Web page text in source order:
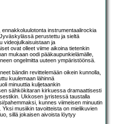
instrumentaalirockia
perustettu ja sieltä
videojulkaisuistaan ja
ovat olleet viime aikoina tietenkin
mukaan oodi pääkaupunkielämälle,
ongelmitta uuteen ympäristöönsä.
bändin revittelemään oikein kunnolla,
kuulemaan lähinnä
minuuttia kuljetaankin
sähkökitaran kirkuessa dramaattisesti
Ukkosen jyristessä taustalla
pahemmaksi, kunnes viimeisen minuutin
musiikin tavoitteista on mielikuvien
sillä jokaisen aivoista löytyy